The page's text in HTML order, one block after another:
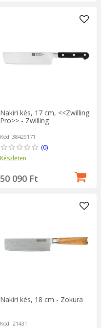
Nakiri kés, 17 cm, <<Zwilling
Pro>> - Zwilling
Kód: 38429171
(0)
Készleten
50 090 Ft
Nakiri kés, 18 cm - Zokura
Kód: Z1431